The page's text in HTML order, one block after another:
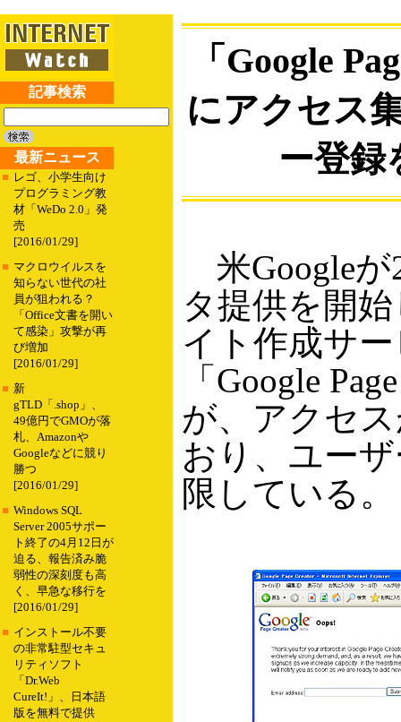
記事検索
最新ニュース
■ レゴ、小学生向け
プログラミング教
材「WeDo 2.0」発
売
[2016/01/29]
■ マクロウイルスを
知らない世代の社
員が狙われる？
「Office文書を開い
て感染」攻撃が再
び増加
[2016/01/29]
■ 新
gTLD「.shop」、
49億円でGMOが落
札、Amazonや
Googleなどに競り
勝つ
[2016/01/29]
■ Windows SQL
Server 2005サポー
ト終了の4月12日が
迫る、報告済み脆
弱性の深刻度も高
く、早急な移行を
[2016/01/29]
■ インストール不要
の非常駐型セキュ
リティソフト
「Dr.Web
CureIt!」、日本語
版を無料で提供
「Google
にアクセス
ー登録
米Googleが
タ提供を開
イト作成サ
「Google
が、アクセ
おり、ユー
限している。